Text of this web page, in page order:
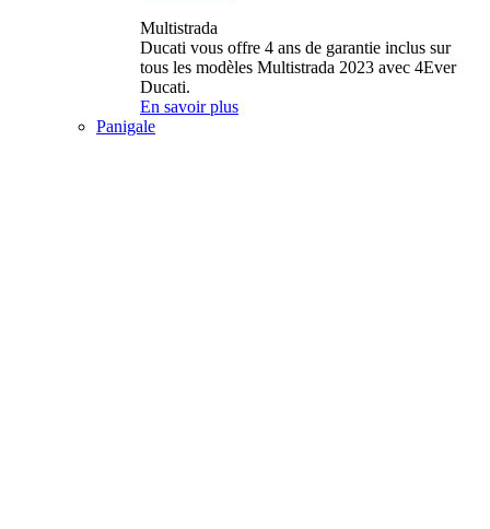
Multistrada
Ducati vous offre 4 ans de garantie inclus sur
tous les modèles Multistrada 2023 avec 4Ever
Ducati.
En savoir plus
Panigale